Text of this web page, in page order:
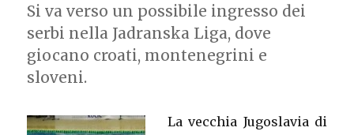
Si va verso un possibile ingresso dei
serbi nella Jadranska Liga, dove
giocano croati, montenegrini e
sloveni.
La vecchia Jugoslavia di